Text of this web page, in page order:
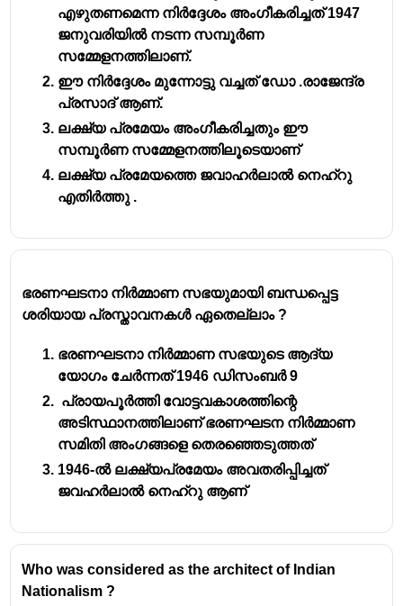
എഴുതണമെന്ന നിർദ്ദേശം അംഗീകരിച്ചത് 1947
ജനുവരിയിൽ നടന്ന സമ്പൂർണ
സമ്മേളനത്തിലാണ്.
ഈ നിർദ്ദേശം മുന്നോട്ടു വച്ചത് ഡോ .രാജേന്ദ്ര
പ്രസാദ് ആണ്.
ലക്ഷ്യ പ്രമേയം അംഗീകരിച്ചതും ഈ
സമ്പൂർണ സമ്മേളനത്തിലൂടെയാണ്
ലക്ഷ്യ പ്രമേയത്തെ ജവാഹർലാൽ നെഹ്‌റു
എതിർത്തു .
ഭരണഘടനാ നിർമ്മാണ സഭയുമായി ബന്ധപ്പെട്ട
ശരിയായ പ്രസ്താവനകൾ ഏതെല്ലാം ?
ഭരണഘടനാ നിർമ്മാണ സഭയുടെ ആദ്യ
യോഗം ചേർന്നത് 1946 ഡിസംബർ 9
പ്രായപൂർത്തി വോട്ടവകാശത്തിന്റെ
അടിസ്ഥാനത്തിലാണ് ഭരണഘടന നിർമ്മാണ
സമിതി അംഗങ്ങളെ തെരഞ്ഞെടുത്തത്
1946-ൽ ലക്ഷ്യപ്രമേയം അവതരിപ്പിച്ചത്
ജവഹർലാൽ നെഹ്റു ആണ്
Who was considered as the architect of Indian
Nationalism ?